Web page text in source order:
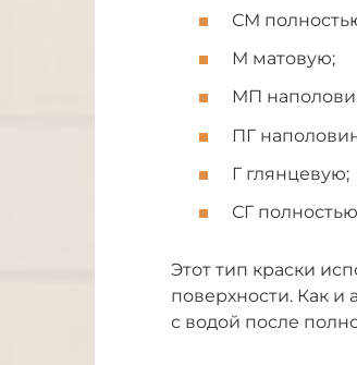
СМ
М матовую;
МП
ПГ
Г глянцевую;
СГ
Этот тип краски
поверхности. Как и
с водой после